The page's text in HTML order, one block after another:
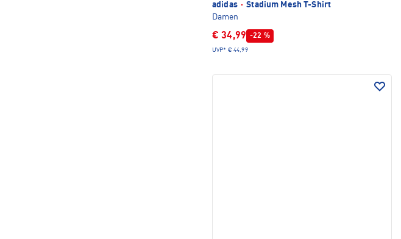
adidas · Stadium Mesh T-Shirt
Damen
€ 34,99 -22 %
UVP* € 44,99